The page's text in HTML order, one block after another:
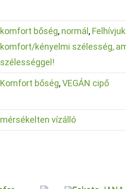
komfort bőség, normál ,
komfort/kényelmi szélesség,
szélességgel!
Komfort bőség,VEGÁN cipő
mérsékelten vízálló